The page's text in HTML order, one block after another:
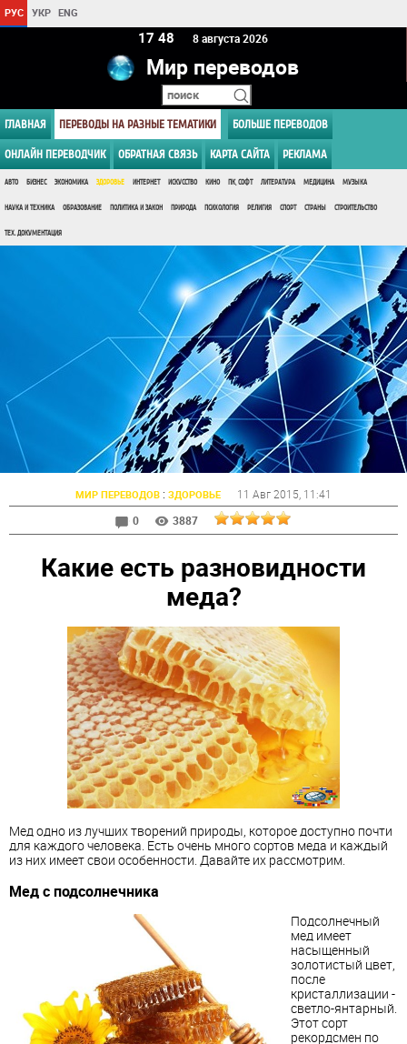
РУС УКР ENG
17:48 8 августа 2026
Мир переводов
ГЛАВНАЯ ПЕРЕВОДЫ НА РАЗНЫЕ ТЕМАТИКИ БОЛЬШЕ ПЕРЕВОДОВ
ОНЛАЙН ПЕРЕВОДЧИК ОБРАТНАЯ СВЯЗЬ КАРТА САЙТА РЕКЛАМА
АВТО БИЗНЕС ЭКОНОМИКА ЗДОРОВЬЕ ИНТЕРНЕТ ИСКУССТВО КИНО ПК, СОФТ ЛИТЕРАТУРА МЕДИЦИНА МУЗЫКА
НАУКА И ТЕХНИКА ОБРАЗОВАНИЕ ПОЛИТИКА И ЗАКОН ПРИРОДА ПСИХОЛОГИЯ РЕЛИГИЯ СПОРТ СТРАНЫ СТРОИТЕЛЬСТВО
ТЕХ. ДОКУМЕНТАЦИЯ
МИР ПЕРЕВОДОВ : ЗДОРОВЬЕ 11 Авг 2015 , 11:41
0
3887
Какие есть разновидности
меда?
Мед одно из лучших творений природы, которое доступно почти
для каждого человека. Есть очень много сортов меда и каждый
из них имеет свои особенности. Давайте их рассмотрим.
Мед с подсолнечника
Подсолнечный
мед имеет
насыщенный
золотистый цвет,
после
кристаллизации -
светло-янтарный.
Этот сорт
рекордсмен по